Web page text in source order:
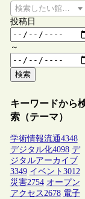
検索したい館種を
投稿日
～
検索
キーワードから
索（テーマ）
学術情報流通4348
デジタル化4098 デ
ジタルアーカイブ
3349 イベント 3012
災害2754 オープン
アクセス2678 電子